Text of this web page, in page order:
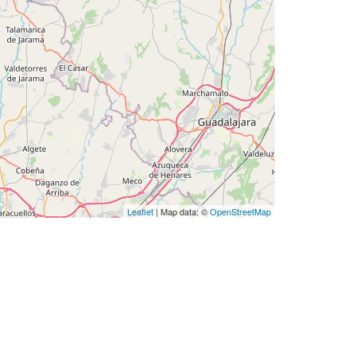
Leaflet | Map data: ©OpenStreetMap